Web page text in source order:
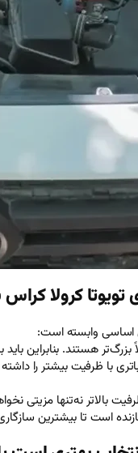
تویوتا کرولا
اساسی وابسته است:
هستند. بنابراین
باتری با ظرفیت بیشتر
ظرفیت بالاتر نه‌تنها
است تا بیشترین